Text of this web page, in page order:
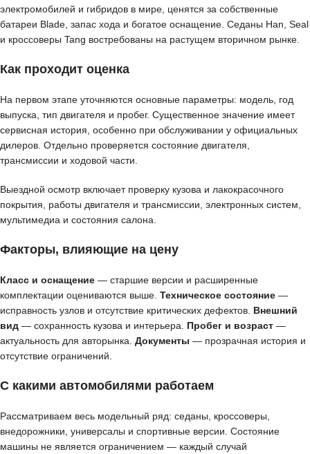
электромобилей и гибридов в мире, ценятся за собственные
батареи Blade, запас хода и богатое оснащение. Седаны Han, Seal
и кроссоверы Tang востребованы на растущем вторичном рынке.
Как проходит оценка
На первом этапе уточняются основные параметры: модель, год
выпуска, тип двигателя и пробег. Существенное значение имеет
сервисная история, особенно при обслуживании у официальных
дилеров. Отдельно проверяется состояние двигателя,
трансмиссии и ходовой части.
Выездной осмотр включает проверку кузова и лакокрасочного
покрытия, работы двигателя и трансмиссии, электронных систем,
мультимедиа и состояния салона.
Факторы, влияющие на цену
Класс и оснащение — старшие версии и расширенные
комплектации оцениваются выше. Техническое состояние —
исправность узлов и отсутствие критических дефектов. Внешний
вид — сохранность кузова и интерьера. Пробег и возраст —
актуальность для авторынка. Документы — прозрачная история и
отсутствие ограничений.
С какими автомобилями работаем
Рассматриваем весь модельный ряд: седаны, кроссоверы,
внедорожники, универсалы и спортивные версии. Состояние
машины не является ограничением — каждый случай